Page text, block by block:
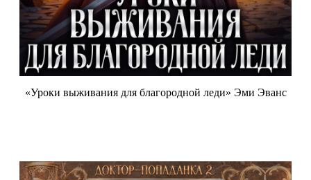
«Уроки выживания для благородной леди» Эми Эванс